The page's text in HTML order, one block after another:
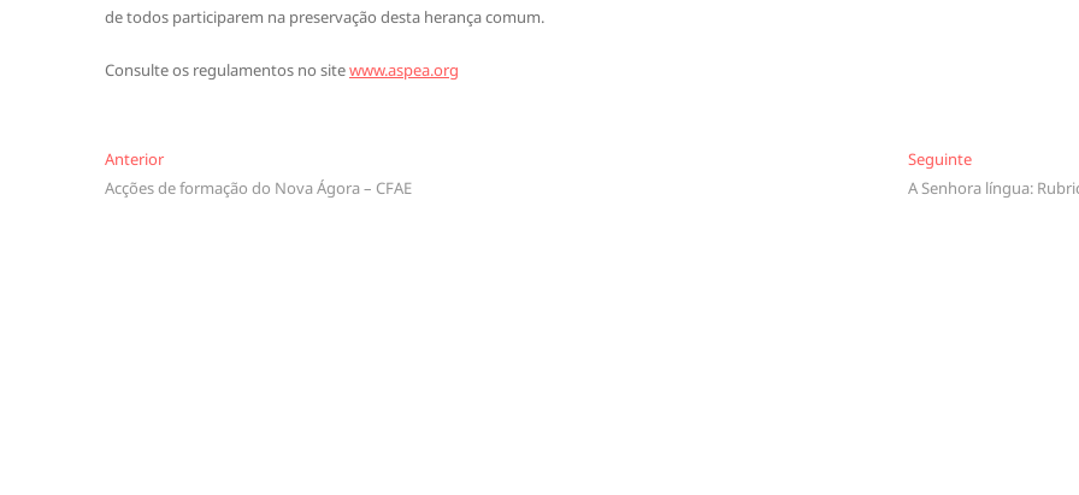
de todos participarem na preservação desta herança comum.
Consulte os regulamentos no sitewww.aspea.org
Navegação
de
AnteriorAnterior
Acções de formação do Nova Ágora – CFAE
SeguinteSeguinte
A Senhora língua: